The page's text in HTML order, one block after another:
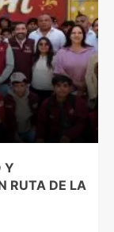
Y
RUTA DE LA